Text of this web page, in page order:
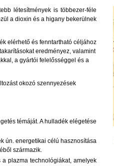
létesítmények is többezer-féle
a dioxin és a higany bekerülnek
elérhető és fenntartható céljához
eredményez, valamint
a gyártói felelősséggel és a
okozó szennyezések
témáját. A hulladék elégetése
ún. energetikai célú hasznosítása
származik.
plazma technológiákat, amelyek